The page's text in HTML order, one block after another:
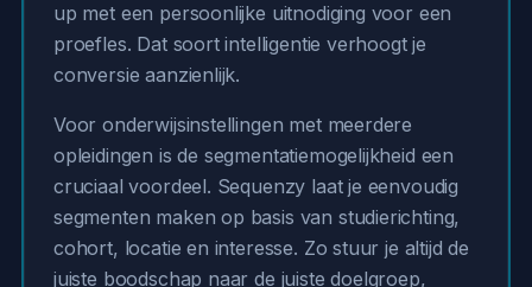
up met een persoonlijke uitnodiging voor een
proefles. Dat soort intelligentie verhoogt je
conversie aanzienlijk.
Voor onderwijsinstellingen met meerdere
opleidingen is de segmentatiemogelijkheid een
cruciaal voordeel. Sequenzy laat je eenvoudig
segmenten maken op basis van studierichting,
cohort, locatie en interesse. Zo stuur je altijd de
juiste boodschap naar de juiste doelgroep,